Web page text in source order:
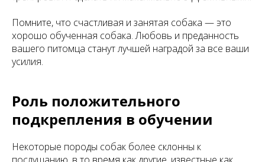
Помните, что счастливая и занятая собака — это
хорошо обученная собака. Любовь и преданность
вашего питомца станут лучшей наградой за все ваши
усилия.
Роль положительного
подкрепления в обучении
Некоторые породы собак более склонны к